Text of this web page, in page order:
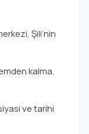
Şili’nin
kalma,
ve tarihi